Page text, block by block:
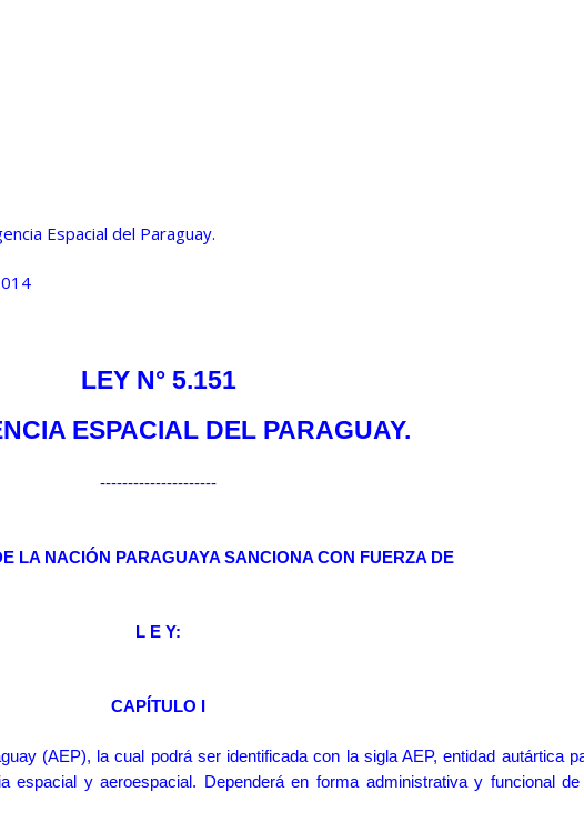
Espacial del Paraguay.
LEY N° 5.151
ESPACIAL DEL PARAGUAY.
---------------------
LA NACIÓN PARAGUAYA SANCIONA CON FUERZA DE
L E Y:
CAPÍTULO I
(AEP), la cual podrá ser identificada con la sigla AEP, entidad autártica
espacial y aeroespacial. Dependerá en forma administrativa y funcional